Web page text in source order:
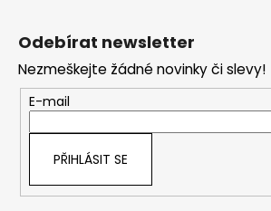
Odebírat newsletter
Nezmeškejte žádné novinky či slevy!
E-mail
PŘIHLÁSIT SE